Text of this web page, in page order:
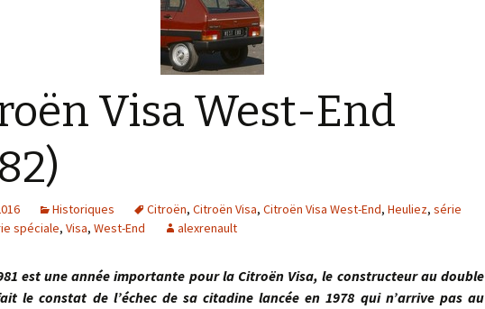
Visa West-End
Historiques Citroën, Citroën Visa, Citroën Visa West-End, Heuliez, série
spéciale, Visa, West-End alexrenault
une année importante pour la Citroën Visa, le constructeur au double
le constat de l’échec de sa citadine lancée en 1978 qui n’arrive pas au